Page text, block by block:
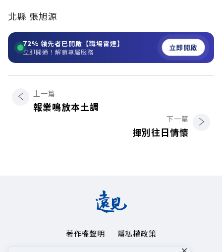
北縣 張旭源
72% 領先者已開啟【職場雷達】
立即開通！解鎖專屬服務 立即開啟
上一篇
報業鳴放本土調
下一篇
揮別往日情懷
著作權聲明
隱私權政策